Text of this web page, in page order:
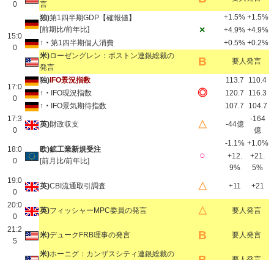
0
言
15:0
0
独)第1四半期GDP【確報値】
[前期比/前年比]
×
+1.5% +1.5%
+4.9% +4.9%
↑・ 第1四半期個人消費 +0.5% +0.2%
米)ローゼングレン：ボストン連銀総裁の
発言
B 要人発言
17:0
0
独) IFO景況指数
◎
113.7
110.4
↑・
IFO現況指数 120.7
116.3
↑・
IFO景気期待指数 107.7
104.7
17:3
0
英)財政収支 △ -44億
-164
億
18:0
0
欧)鉱工業新規受注
[前月比/前年比]
○
-1.1% +1.0%
+12.
9%
+21.
5%
19:0
0
英)CBI流通取引調査 △ +11 +21
20:0
0
英)フィッシャーMPC委員の発言 △ 要人発言
21:2
5
米)デュークFRB理事の発言 B 要人発言
米)ホーニグ：カンザスシティ連銀総裁の